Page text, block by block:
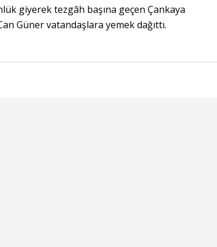
giyerek tezgâh başına geçen Çankaya
Güner vatandaşlara yemek dağıttı.